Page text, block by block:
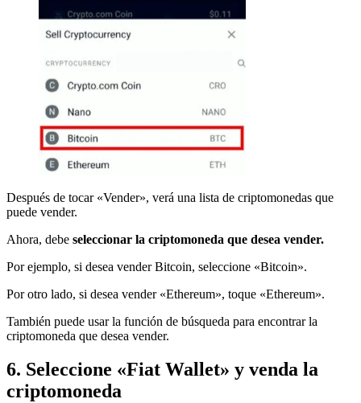
Después de tocar «Vender», verá una lista de criptomonedas que
puede vender.
Ahora, debe seleccionar la criptomoneda que desea vender.
Por ejemplo, si desea vender Bitcoin, seleccione «Bitcoin».
Por otro lado, si desea vender «Ethereum», toque «Ethereum».
También puede usar la función de búsqueda para encontrar la
criptomoneda que desea vender.
6. Seleccione «Fiat Wallet» y venda la
criptomoneda